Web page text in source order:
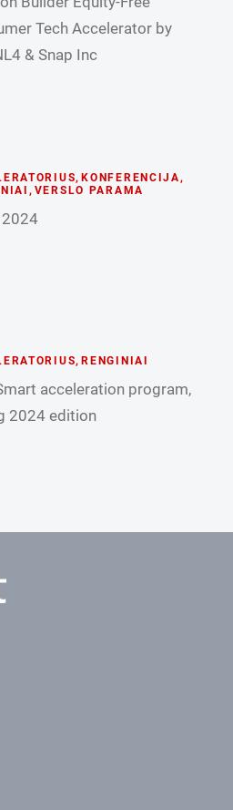
Tech Accelerator by
& Snap Inc
, KONFERENCIJA,
, VERSLO PARAMA
2024
, RENGINIAI
acceleration program,
2024 edition